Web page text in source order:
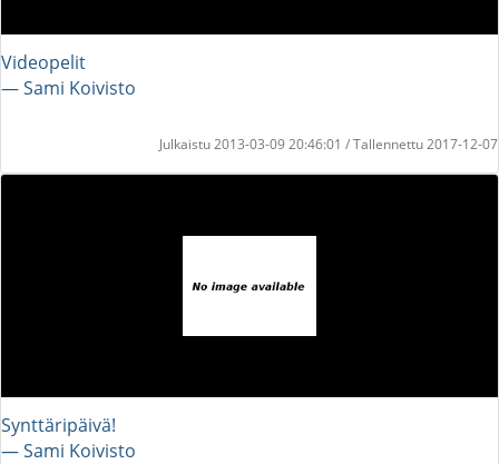
Videopelit
― Sami Koivisto
Julkaistu 2013-03-09 20:46:01 / Tallennettu 2017-12-07
Synttäripäivä!
― Sami Koivisto